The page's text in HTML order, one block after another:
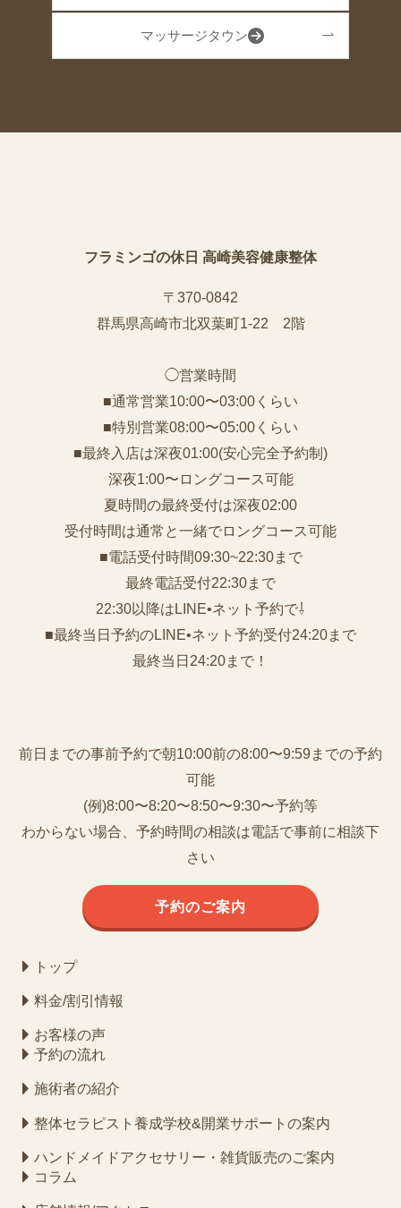
マッサージタウン
フラミンゴの休日 高崎美容健康整体
〒370-0842
群馬県高崎市北双葉町1-22 2階
◯営業時間
■通常営業10:00〜03:00くらい
■特別営業08:00〜05:00くらい
■最終入店は深夜01:00(安心完全予約制)
深夜1:00〜ロングコース可能
夏時間の最終受付は深夜02:00
受付時間は通常と一緒でロングコース可能
■電話受付時間09:30~22:30まで
️最終電話受付22:30まで
22:30以降はLINE•ネット予約で⇩
■最終当日予約のLINE•ネット予約受付24:20まで
最終当日24:20まで！
前日までの事前予約で朝10:00前の8:00〜9:59までの予約
可能
(例)8:00〜8:20〜8:50〜9:30〜予約等
わからない場合、予約時間の相談は電話で事前に相談下
さい
予約のご案内
トップ
料金/割引情報
お客様の声
予約の流れ
施術者の紹介
整体セラピスト養成学校&開業サポートの案内
ハンドメイドアクセサリー・雑貨販売のご案内
コラム